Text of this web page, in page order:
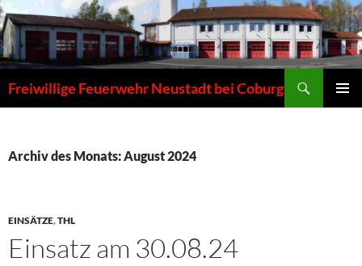
Zum
Inhalt
springen
Freiwillige Feuerwehr Neustadt bei Coburg
Archiv des Monats: August 2024
EINSÄTZE,THL
Einsatz am 30.08.24